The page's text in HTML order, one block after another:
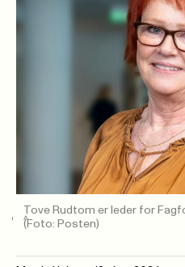
Tove Rudtom er leder for
(Foto: Posten)